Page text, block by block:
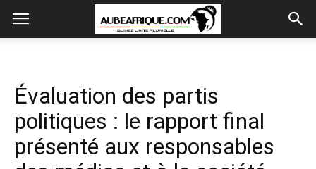
Évaluation des partis
politiques : le rapport final
présenté aux responsables